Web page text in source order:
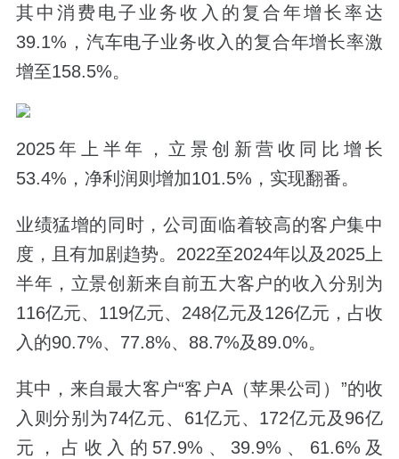
其中消费电子业务收入的复合年增长率达
39.1%，汽车电子业务收入的复合年增长率激
增至158.5%。
2025年上半年 ， 立景创新营收同比增长
53.4%，净利润则增加101.5%，实现翻番。
业绩猛增的同时，公司面临着较高的客户集中
度，且有加剧趋势。2022至2024年以及2025上
半年，立景创新来自前五大客户的收入 分别为
116亿元、119亿元、248亿元及126亿元， 占收
入的90.7%、77.8%、88.7%及89.0%。
其中，来自最大客户“客户A（苹果公司） ”的收
入则分别为74亿元、61亿元、172亿元及96亿
元， 占收入的57.9%、39.9%、61.6%及